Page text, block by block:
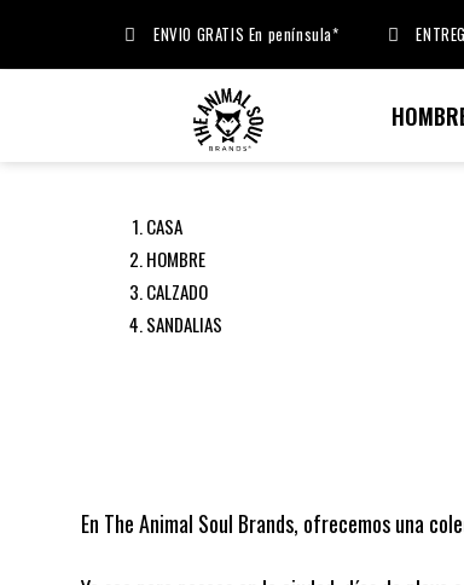
ENVIO GRATIS En península*
CASA
HOMBRE
CALZADO
SANDALIAS
En The Animal Soul Brands, ofrecemos una